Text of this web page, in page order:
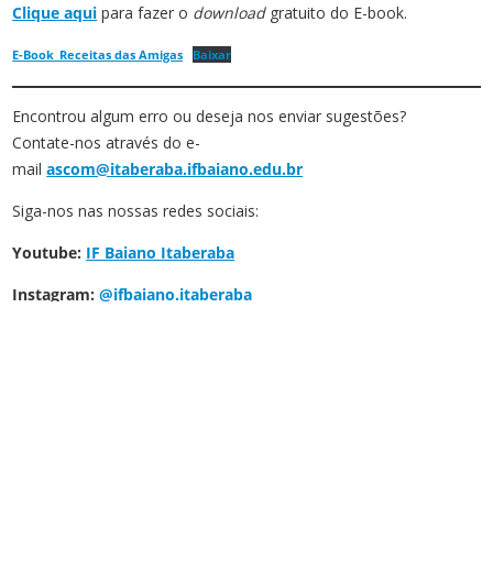
Clique aqui para fazer o downloadgratuito do E-book.
E-Book_Receitas das Amigas Baixar
Encontrou algum erro ou deseja nos enviar sugestões?
Contate-nos através do e-
mailascom@itaberaba.ifbaiano.edu.br
Siga-nos nas nossas redes sociais:
Youtube: IF Baiano Itaberaba
Instagram: @ifbaiano.itaberaba